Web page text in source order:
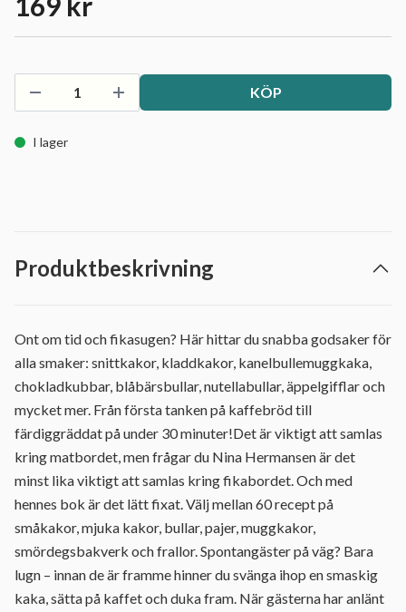
KÖP
I lager
Produktbeskrivning
Ont om tid och fikasugen? Här hittar du snabba godsaker för
alla smaker: snittkakor, kladdkakor, kanelbullemuggkaka,
chokladkubbar, blåbärsbullar, nutellabullar, äppelgifflar och
mycket mer. Från första tanken på kaffebröd till
färdiggräddat på under 30 minuter!Det är viktigt att samlas
kring matbordet, men frågar du Nina Hermansen är det
minst lika viktigt att samlas kring fikabordet. Och med
hennes bok är det lätt fixat. Välj mellan 60 recept på
småkakor, mjuka kakor, bullar, pajer, muggkakor,
smördegsbakverk och frallor. Spontangäster på väg? Bara
lugn – innan de är framme hinner du svänga ihop en smaskig
kaka, sätta på kaffet och duka fram. När gästerna har anlänt